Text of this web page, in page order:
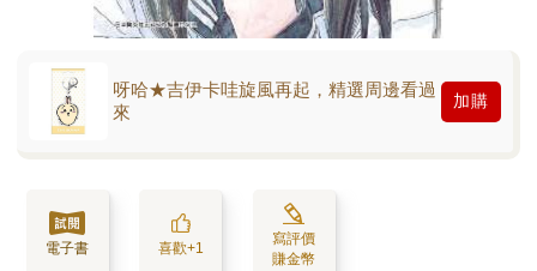
呀哈★吉伊卡哇旋風再起，精選周邊看過
來
加購
電子書 喜歡+1
寫評價
賺金幣